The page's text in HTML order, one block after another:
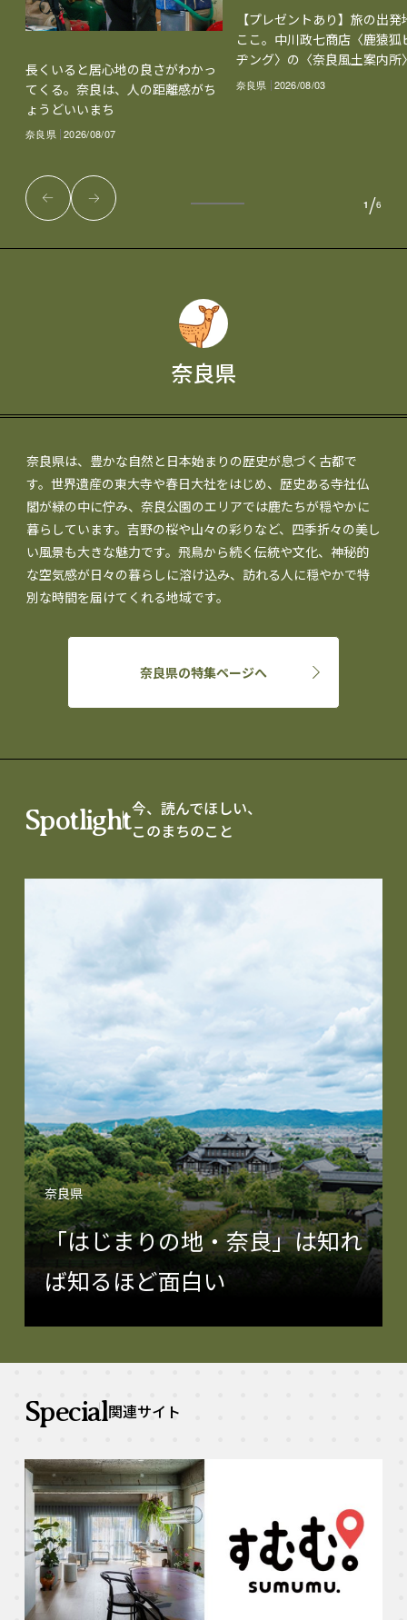
奈良県
奈良県は、豊かな自然と日本始まりの歴史が息づく古都で
す。世界遺産の東大寺や春日大社をはじめ、歴史ある寺社仏
閣が緑の中に佇み、奈良公園のエリアでは鹿たちが穏やかに
暮らしています。吉野の桜や山々の彩りなど、四季折々の美し
い風景も大きな魅力です。飛鳥から続く伝統や文化、神秘的
な空気感が日々の暮らしに溶け込み、訪れる人に穏やかで特
別な時間を届けてくれる地域です。
奈良県の特集ページへ
長くいると居心地の良さがわかっ
てくる。奈良は、人の距離感がち
ょうどいいまち
奈良県 2026/08/07
【プレゼントあり】旅の出発
ここ。中川政七商店〈鹿猿狐
ヂング〉の〈奈良風土案内所
奈良県 2026/08/03
1 /6
Spotlight今、読んでほしい、
このまちのこと
奈良県
「はじまりの地・奈良」は知れ
ば知るほど面白い
Special関連サイト